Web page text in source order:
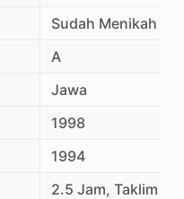
Sudah Menikah
A
Jawa
1998
1994
2.5 Jam, Taklim